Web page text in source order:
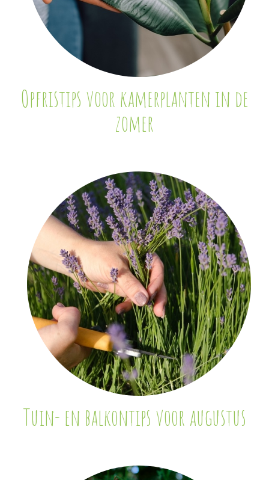
Opfristips voor kamerplanten in de
zomer
Tuin- en balkontips voor augustus